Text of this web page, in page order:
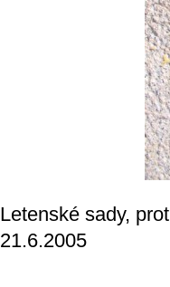
Letenské sady,
21.6.2005